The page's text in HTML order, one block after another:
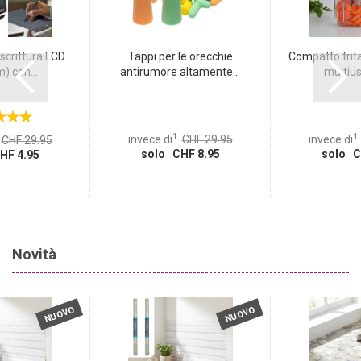
LCD
con...
CHF 29.95
4.95
Tappi per le orecchie
antirumore altamente...
invece di1 CHF 29.95
solo CHF 8.95
Compatto
invece di1
solo
Novità
NUOVO NUOVO